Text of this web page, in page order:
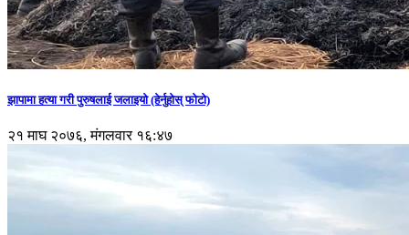
झापामा हत्या गरी पुरुषलाई जलाइयो (हेर्नुहाेस् फाेटाे)
२१ माघ २०७६, मंगलवार १६:४७